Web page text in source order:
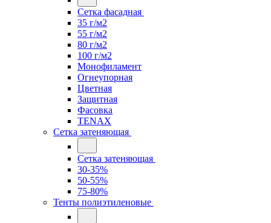
Сетка фасадная
35 г/м2
55 г/м2
80 г/м2
100 г/м2
Монофиламент
Огнеупорная
Цветная
Защитная
Фасовка
TENAX
Сетка затеняющая
Сетка затеняющая
30-35%
50-55%
75-80%
Тенты полиэтиленовые